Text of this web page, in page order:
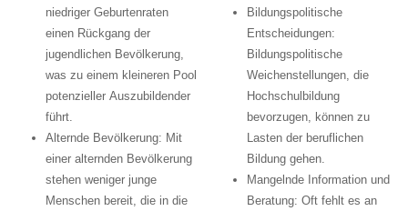
niedriger Geburtenraten
einen Rückgang der
jugendlichen Bevölkerung,
was zu einem kleineren Pool
potenzieller Auszubildender
führt.
Alternde Bevölkerung: Mit
einer alternden Bevölkerung
stehen weniger junge
Menschen bereit, die in die
Bildungspolitische
Entscheidungen:
Bildungspolitische
Weichenstellungen, die
Hochschulbildung
bevorzugen, können zu
Lasten der beruflichen
Bildung gehen.
Mangelnde Information und
Beratung: Oft fehlt es an